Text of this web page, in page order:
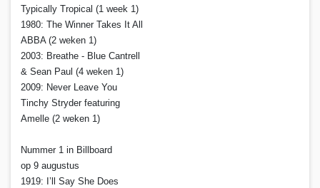
Typically Tropical (1 week 1)
1980: The Winner Takes It All
ABBA (2 weken 1)
2003: Breathe - Blue Cantrell
& Sean Paul (4 weken 1)
2009: Never Leave You
Tinchy Stryder featuring
Amelle (2 weken 1)
Nummer 1 in Billboard
op 9 augustus
1919: I’ll Say She Does